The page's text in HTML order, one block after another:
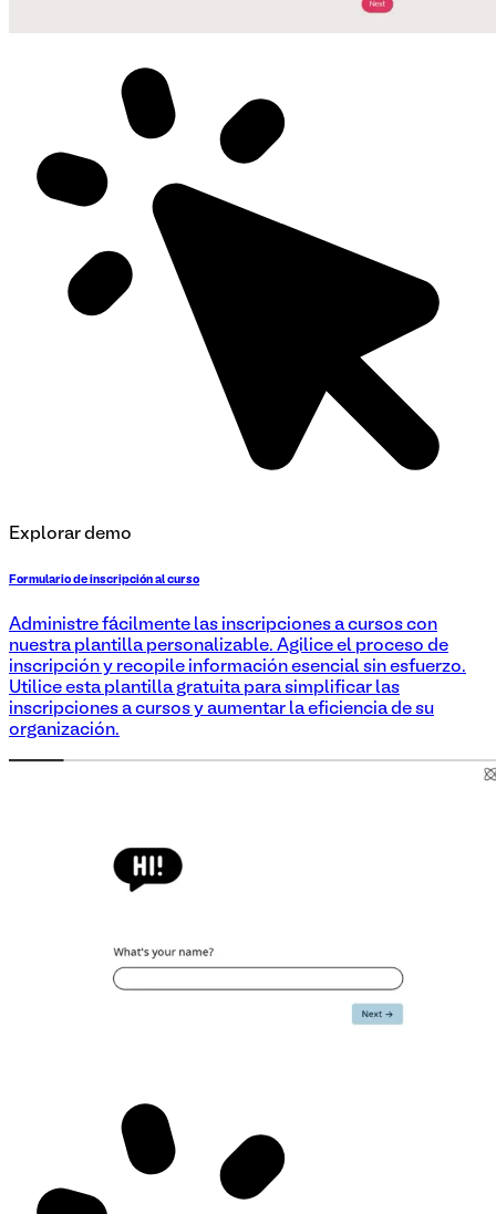
Explorar demo
Formulario de inscripción al curso
Administre fácilmente las inscripciones a cursos con
nuestra plantilla personalizable. Agilice el proceso de
inscripción y recopile información esencial sin esfuerzo.
Utilice esta plantilla gratuita para simplificar las
inscripciones a cursos y aumentar la eficiencia de su
organización.